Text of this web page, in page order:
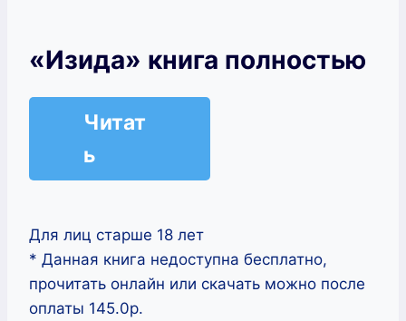
«Изида» книга полностью
Читат
ь
Для лиц старше 18 лет
* Данная книга недоступна бесплатно,
прочитать онлайн или скачать можно после
оплаты 145.0р.